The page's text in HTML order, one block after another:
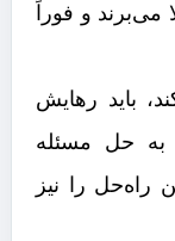
می‌برند و فوراً
باید رهایش
به حل مسئله
راه‌حل را نیز